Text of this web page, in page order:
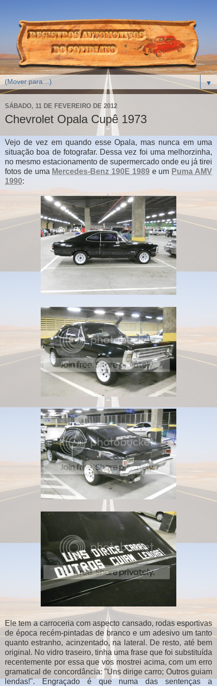
▼
SÁBADO, 11 DE FEVEREIRO DE 2012
Chevrolet Opala Cupê 1973
Vejo de vez em quando esse Opala, mas nunca em uma
situação boa de fotografar. Dessa vez foi uma melhorzinha,
no mesmo estacionamento de supermercado onde eu já tirei
fotos de uma Mercedes-Benz 190E 1989e um Puma AMV
1990:
Ele tem a carroceria com aspecto cansado, rodas esportivas
de época recém-pintadas de branco e um adesivo um tanto
quanto estranho, acinzentado, na lateral. De resto, até bem
original. No vidro traseiro, tinha uma frase que foi substituída
recentemente por essa que vos mostrei acima, com um erro
gramatical de concordância: "Uns dirige carro; Outros guiam
lendas!". Engraçado é que numa das sentenças a